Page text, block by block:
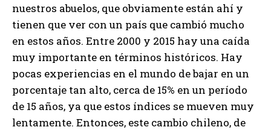
nuestros abuelos, que obviamente están ahí y
tienen que ver con un país que cambió mucho
en estos años. Entre 2000 y 2015 hay una caída
muy importante en términos históricos. Hay
pocas experiencias en el mundo de bajar en un
porcentaje tan alto, cerca de 15% en un período
de 15 años, ya que estos índices se mueven muy
lentamente. Entonces, este cambio chileno, de